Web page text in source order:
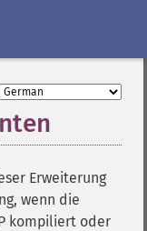
Erweiterung
wenn die
kompiliert oder